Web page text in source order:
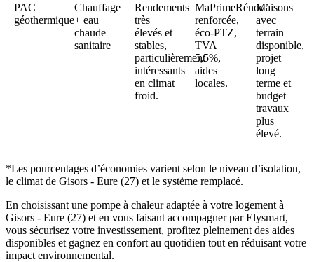
PAC
géothermique
Chauffage
+ eau
chaude
sanitaire
Rendements
très
élevés et
stables,
particulièrement
intéressants
en climat
froid.​
MaPrimeRénov’
renforcée,
éco-PTZ,
TVA
5,5%,
aides
locales.​
Maisons
avec
terrain
disponible,
projet
long
terme et
budget
travaux
plus
élevé.​
*Les pourcentages d’économies varient selon le niveau d’isolation,
le climat de Gisors - Eure (27) et le système remplacé.​
En choisissant une pompe à chaleur adaptée à votre logement à
Gisors - Eure (27) et en vous faisant accompagner par Elysmart,
vous sécurisez votre investissement, profitez pleinement des aides
disponibles et gagnez en confort au quotidien tout en réduisant votre
impact environnemental.